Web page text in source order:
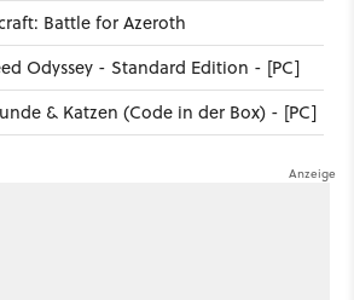
Battle for Azeroth
Odyssey - Standard Edition - [PC]
& Katzen (Code in der Box) - [PC]